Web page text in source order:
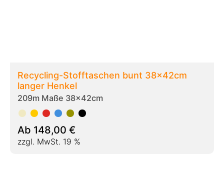
Recycling-Stofftaschen 190gr/qm
38x42cm langer Henkel
Ab263,00€
zzgl. MwSt. 19 %